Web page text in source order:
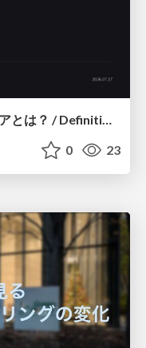
AI 時代に"活躍できる" エンジニアとは？ / Definition of Good Engineer in AI era
0 23